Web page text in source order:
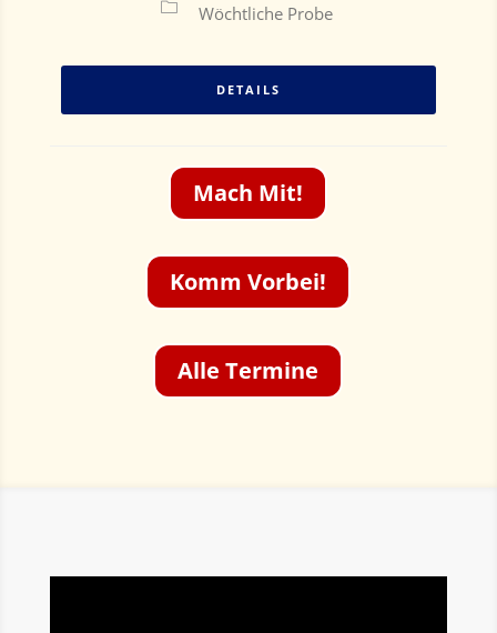
Wöchtliche Probe
DETAILS
Mach Mit!
Komm Vorbei!
Alle Termine